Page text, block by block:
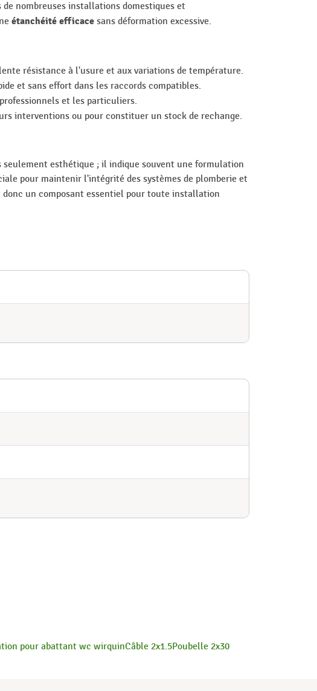
nombreuses installations domestiques et
étanchéité efficace sans déformation excessive.
résistance à l'usure et aux variations de température.
et sans effort dans les raccords compatibles.
et les particuliers.
interventions ou pour constituer un stock de rechange.
esthétique ; il indique souvent une formulation
pour maintenir l'intégrité des systèmes de plomberie et
donc un composant essentiel pour toute installation
pour abattant wc wirquinCâble 2x1.5Poubelle 2x30